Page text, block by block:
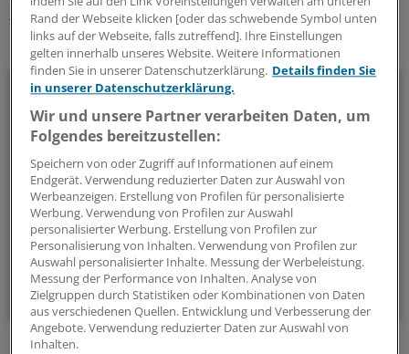
Gesundheitswirtschaft
Ihr Newsletter zum Thema
Beruf & Alltag
Die Sonntagslektüre: Lesen Sie Wissenswertes und
Nützliches für Ihre tägliche Arbeit, lassen Sie sich von
Kolleginnen und Kollegen inspirieren - und seien Sie immer
einen Schritt voraus.
wöchentlich (Sonntag)
Zum Abonnieren bitte anmelden
Rand der Webseite klicken [oder das schwebende Symbol unten
links auf der Webseite, falls zutreffend]. Ihre Einstellungen
gelten innerhalb unseres Website. Weitere Informationen
finden Sie in unserer Datenschutzerklärung. Details finden Sie
in unserer Datenschutzerklärung.
Wir und unsere Partner verarbeiten Daten, um
Folgendes bereitzustellen:
Speichern von oder Zugriff auf Informationen auf einem
Endgerät. Verwendung reduzierter Daten zur Auswahl von
Werbeanzeigen. Erstellung von Profilen für personalisierte
Werbung. Verwendung von Profilen zur Auswahl
personalisierter Werbung. Erstellung von Profilen zur
Personalisierung von Inhalten. Verwendung von Profilen zur
Auswahl personalisierter Inhalte. Messung der Werbeleistung.
Messung der Performance von Inhalten. Analyse von
Zielgruppen durch Statistiken oder Kombinationen von Daten
aus verschiedenen Quellen. Entwicklung und Verbesserung der
Angebote. Verwendung reduzierter Daten zur Auswahl von
Inhalten.